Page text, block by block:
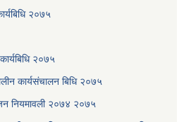
२०७५
२०७५
कार्यसंचालन बिधि २०७५
नियमावली २०७४ २०७५